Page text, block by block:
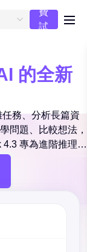
費
試
的全新
務、分析長篇資
問題、比較想法，
專為進階推理、
構化輸出與代理式
器人答案的情境。